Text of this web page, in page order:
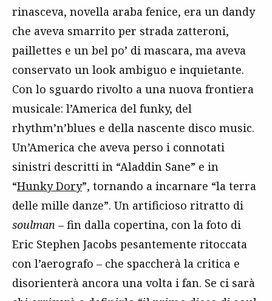
rinasceva, novella araba fenice, era un dandy
che aveva smarrito per strada zatteroni,
paillettes e un bel po’ di mascara, ma aveva
conservato un look ambiguo e inquietante.
Con lo sguardo rivolto a una nuova frontiera
musicale: l’America del funky, del
rhythm’n’blues e della nascente disco music.
Un’America che aveva perso i connotati
sinistri descritti in “Aladdin Sane” e in
“Hunky Dory”, tornando a incarnare “la terra
delle mille danze”. Un artificioso ritratto di
soulman – fin dalla copertina, con la foto di
Eric Stephen Jacobs pesantemente ritoccata
con l’aerografo – che spaccherà la critica e
disorienterà ancora una volta i fan. Se ci sarà